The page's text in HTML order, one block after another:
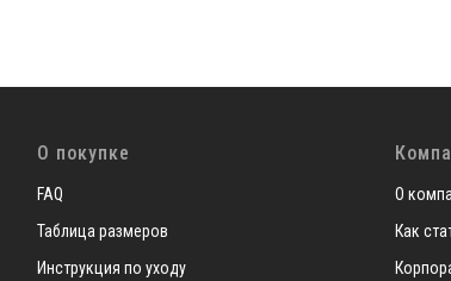
О покупке
FAQ
Таблица размеров
Инструкция по уходу
О
Как